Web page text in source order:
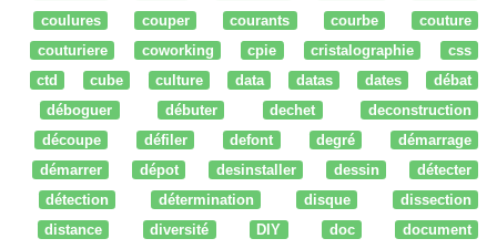
coulures
couper courants courbe
couture
couturiere
coworking cpie cristalographie
css
ctd
cube culture data datas dates
débat
déboguer
débuter dechet
deconstruction
découpe
défiler defont degré
démarrage
démarrer
dépot desinstaller dessin
détecter
détection
détermination disque
dissection
distance
diversité DIY doc
document